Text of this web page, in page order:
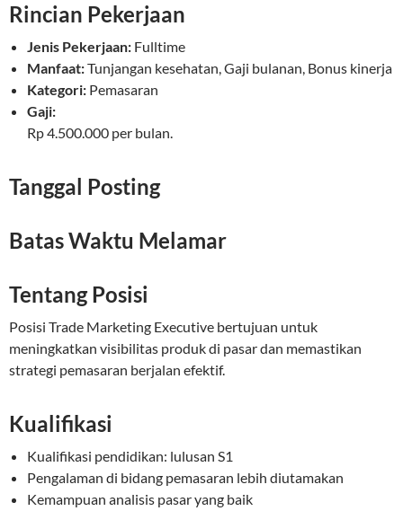
Rincian Pekerjaan
Jenis Pekerjaan: Fulltime
Manfaat:Tunjangan kesehatan, Gaji bulanan, Bonus kinerja
Kategori: Pemasaran
Gaji:
Rp 4.500.000 per bulan.
Tanggal Posting
Batas Waktu Melamar
Tentang Posisi
Posisi Trade Marketing Executive bertujuan untuk
meningkatkan visibilitas produk di pasar dan memastikan
strategi pemasaran berjalan efektif.
Kualifikasi
Kualifikasi pendidikan: lulusan S1
Pengalaman di bidang pemasaran lebih diutamakan
Kemampuan analisis pasar yang baik